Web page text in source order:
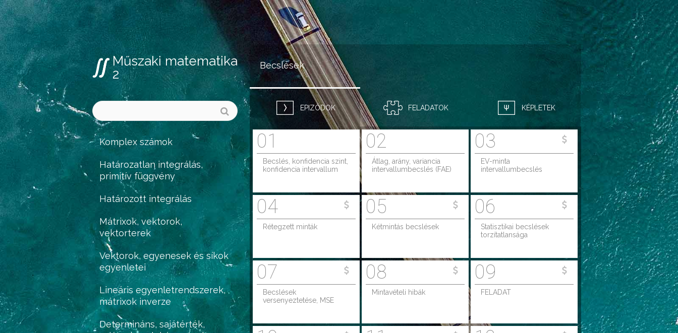
Jump to navigation
Műszaki matematika
2
Komplex számok
Határozatlan integrálás,
primitív függvény
Határozott integrálás
Mátrixok, vektorok,
vektorterek
Vektorok, egyenesek és síkok
egyenletei
Lineáris egyenletrendszerek,
mátrixok inverze
Determináns, sajátérték,
Becslések
EPIZÓDOK FELADATOK KÉPLETEK
01
Becslés, konfidencia szint,
konfidencia intervallum
02
Átlag, arány, variancia
intervallumbecslés (FAE)
03
EV-minta
intervallumbecslés
04
Rétegzett minták
05
Kétmintás becslések
06
Statisztikai becslések
torzítatlansága
07
Becslések
versenyeztetése, MSE
08
Mintavételi hibák
09
FELADAT